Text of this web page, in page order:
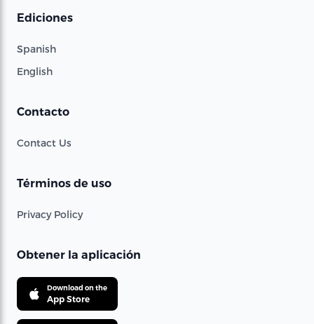
Ediciones
Spanish
English
Contacto
Contact Us
Términos de uso
Privacy Policy
Obtener la aplicación
Download on the
App Store